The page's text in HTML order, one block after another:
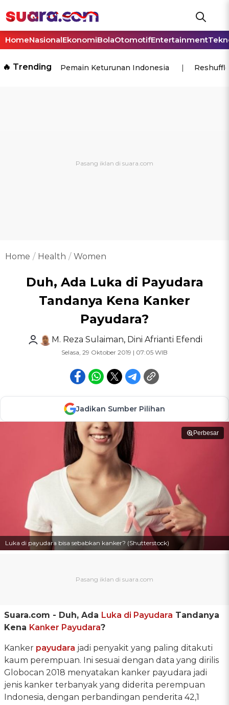
HomeNasionalEkonomiBolaOtomotifEntertainment
🔥 Trending Pemain Keturunan Indonesia
Home Health Women
Duh, Ada Luka di Payudara
Tandanya Kena Kanker
Payudara?
M. Reza Sulaiman, Dini Afrianti Efendi
Selasa, 29 Oktober 2019 | 07:05 WIB
Jadikan Sumber Pilihan
Perbesar
Luka di payudara bisa sebabkan kanker? (Shutterstock)
Suara.com - Duh, Ada Luka di Payudara Tandanya
Kena Kanker Payudara?
Kanker payudara jadi penyakit yang paling ditakuti
kaum perempuan. Ini sesuai dengan data yang dirilis
Globocan 2018 menyatakan kanker payudara jadi
jenis kanker terbanyak yang diderita perempuan
Indonesia, dengan perbandingan penderita 42,1